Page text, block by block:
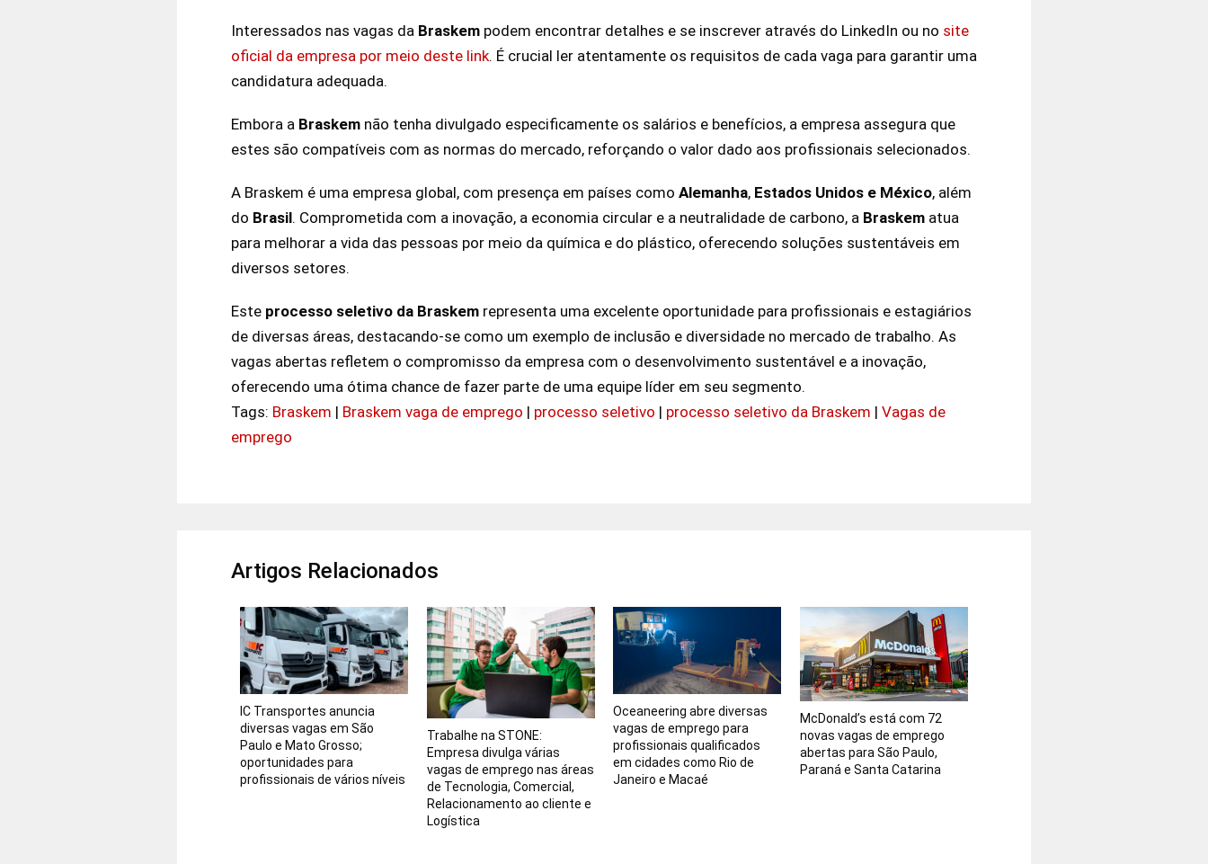
Interessados nas vagas da Braskem podem encontrar detalhes e se inscrever através do LinkedIn ou no site
oficial da empresa por meio deste link. É crucial ler atentamente os requisitos de cada vaga para garantir uma
candidatura adequada.
Embora a Braskem não tenha divulgado especificamente os salários e benefícios, a empresa assegura que
estes são compatíveis com as normas do mercado, reforçando o valor dado aos profissionais selecionados.
A Braskem é uma empresa global, com presença em países como Alemanha, Estados Unidos e México, além
do Brasil. Comprometida com a inovação, a economia circular e a neutralidade de carbono, a Braskem atua
para melhorar a vida das pessoas por meio da química e do plástico, oferecendo soluções sustentáveis em
diversos setores.
Este processo seletivo da Braskem representa uma excelente oportunidade para profissionais e estagiários
de diversas áreas, destacando-se como um exemplo de inclusão e diversidade no mercado de trabalho. As
vagas abertas refletem o compromisso da empresa com o desenvolvimento sustentável e a inovação,
oferecendo uma ótima chance de fazer parte de uma equipe líder em seu segmento.
Tags: Braskem | Braskem vaga de emprego | processo seletivo | processo seletivo da Braskem | Vagas de
emprego
Artigos Relacionados
IC Transportes anuncia
diversas vagas em São
Paulo e Mato Grosso;
oportunidades para
profissionais de vários níveis
Trabalhe na STONE:
Empresa divulga várias
vagas de emprego nas áreas
de Tecnologia, Comercial,
Relacionamento ao cliente e
Logística
Oceaneering abre diversas
vagas de emprego para
profissionais qualificados
em cidades como Rio de
Janeiro e Macaé
McDonald’s está com 72
novas vagas de emprego
abertas para São Paulo,
Paraná e Santa Catarina